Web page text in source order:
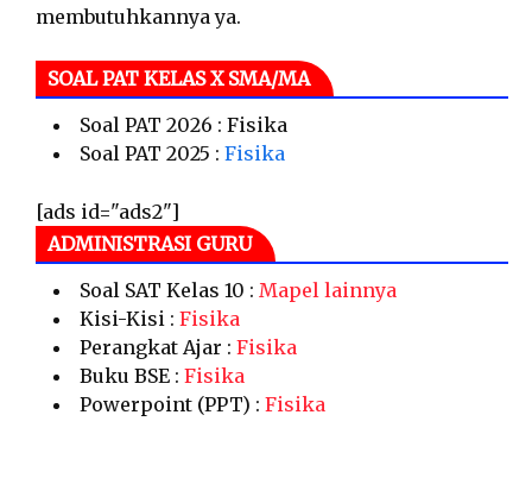
membutuhkannya ya.
SOAL PAT KELAS X SMA/MA
Soal PAT 2026 : Fisika
Soal PAT 2025 : Fisika
[ads id="ads2"]
ADMINISTRASI GURU
Soal SAT Kelas 10 : Mapel lainnya
Kisi-Kisi : Fisika
Perangkat Ajar : Fisika
Buku BSE : Fisika
Powerpoint (PPT) : Fisika